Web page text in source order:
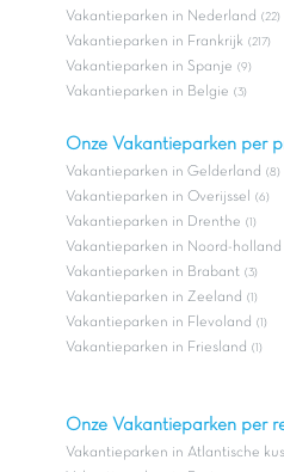
Vakantieparken in Nederland (22)
Vakantieparken in Frankrijk (217)
Vakantieparken in Spanje (9)
Vakantieparken in Belgie (3)
Onze Vakantieparken per
Vakantieparken in Gelderland (8)
Vakantieparken in Overijssel (6)
Vakantieparken in Drenthe (1)
Vakantieparken in Noord-holland
Vakantieparken in Brabant (3)
Vakantieparken in Zeeland (1)
Vakantieparken in Flevoland (1)
Vakantieparken in Friesland (1)
Onze Vakantieparken per
Vakantieparken in Atlantische